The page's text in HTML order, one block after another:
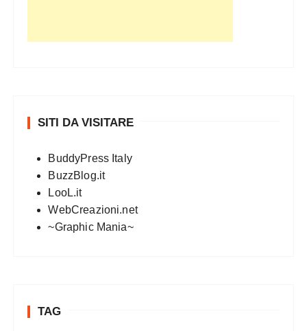
SITI DA VISITARE
BuddyPress Italy
BuzzBlog.it
LooL.it
WebCreazioni.net
~Graphic Mania~
TAG